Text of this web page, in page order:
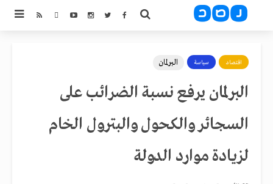
اقتصاد سياسة البرلمان
البرلمان يرفع نسبة الضرائب على
السجائر والكحول والبترول الخام
لزيادة موارد الدولة